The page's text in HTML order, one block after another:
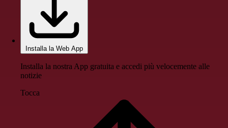
Installa la Web App
Installa la nostra App gratuita e accedi più velocemente alle
notizie
Tocca